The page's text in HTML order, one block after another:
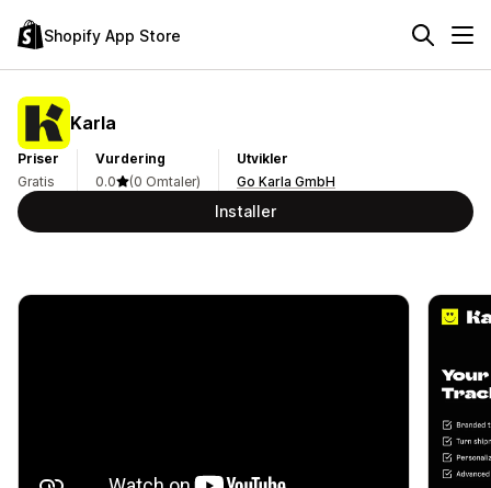
Shopify App Store
Karla
Priser
Gratis
Vurdering
0.0
(0 Omtaler)
Utvikler
Go Karla GmbH
Installer